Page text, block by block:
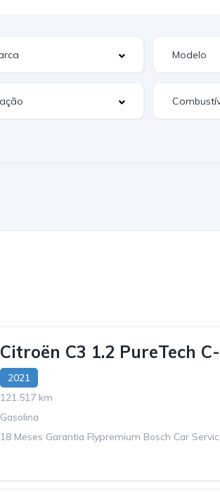
Citroën C3 1.2 PureTech
2021
121.517 km
Gasolina
18 Meses Garantia Flypremium Bosch Car